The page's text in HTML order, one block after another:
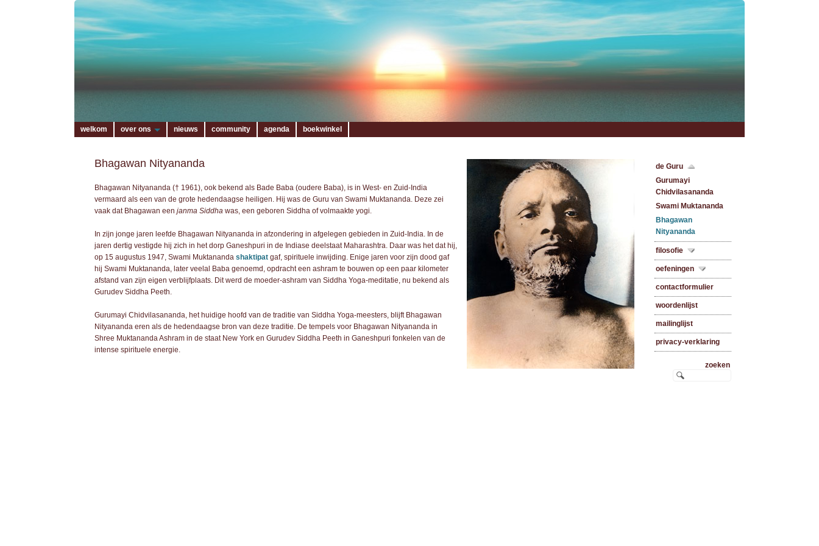
welkom over ons nieuws community agenda boekwinkel
de Guru
Gurumayi
Chidvilasananda
Swami Muktananda
Bhagawan
Nityananda
filosofie
oefeningen
contactformulier
woordenlijst
mailinglijst
privacy-verklaring
zoeken
Bhagawan Nityananda
Bhagawan Nityananda († 1961), ook bekend als Bade Baba (oudere Baba), is in West- en Zuid-India
vermaard als een van de grote hedendaagse heiligen. Hij was de Guru van Swami Muktananda. Deze zei
vaak dat Bhagawan een janma Siddhawas, een geboren Siddha of volmaakte yogi.
In zijn jonge jaren leefde Bhagawan Nityananda in afzondering in afgelegen gebieden in Zuid-India. In de
jaren dertig vestigde hij zich in het dorp Ganeshpuri in de Indiase deelstaat Maharashtra. Daar was het dat hij,
op 15 augustus 1947, Swami Muktananda shaktipatgaf, spirituele inwijding. Enige jaren voor zijn dood gaf
hij Swami Muktananda, later veelal Baba genoemd, opdracht een ashram te bouwen op een paar kilometer
afstand van zijn eigen verblijfplaats. Dit werd de moeder-ashram van Siddha Yoga-meditatie, nu bekend als
Gurudev Siddha Peeth.
Gurumayi Chidvilasananda, het huidige hoofd van de traditie van Siddha Yoga-meesters, blijft Bhagawan
Nityananda eren als de hedendaagse bron van deze traditie. De tempels voor Bhagawan Nityananda in
Shree Muktananda Ashram in de staat New York en Gurudev Siddha Peeth in Ganeshpuri fonkelen van de
intense spirituele energie.